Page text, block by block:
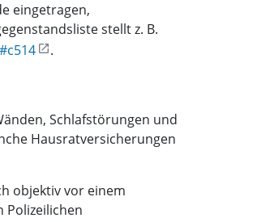
eingetragen,
stellt z. B.
.
Schlafstörungen und
Hausratversicherungen
objektiv vor einem
Polizeilichen